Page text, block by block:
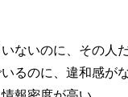
ないのに、その人
るのに、違和感が